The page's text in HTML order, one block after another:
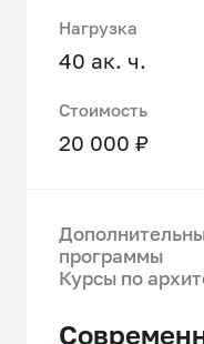
Нагрузка
40 ак. ч.
Стоимость
20 000 ₽
программы
Курсы по